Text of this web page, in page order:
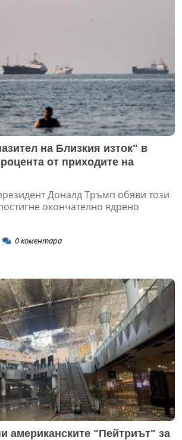
на Близкия изток" в
от приходите на
Доналд Тръмп обяви този
окончателно ядрено
0коментара
американските "Пейтриът" за